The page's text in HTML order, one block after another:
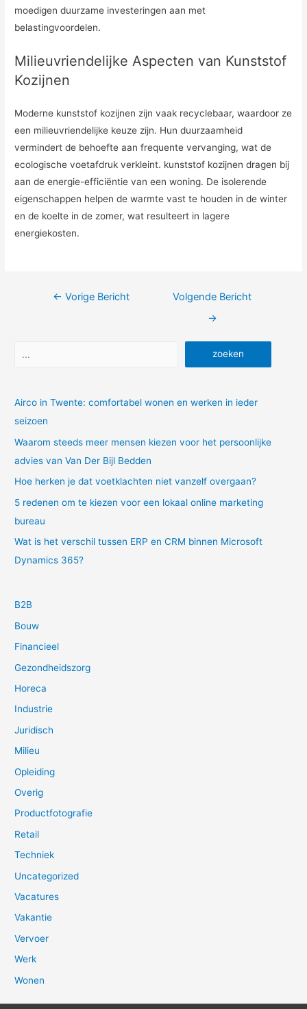
moedigen duurzame investeringen aan met
belastingvoordelen.
Milieuvriendelijke Aspecten van Kunststof
Kozijnen
Moderne kunststof kozijnen zijn vaak recyclebaar, waardoor ze
een milieuvriendelijke keuze zijn. Hun duurzaamheid
vermindert de behoefte aan frequente vervanging, wat de
ecologische voetafdruk verkleint. kunststof kozijnen dragen bij
aan de energie-efficiëntie van een woning. De isolerende
eigenschappen helpen de warmte vast te houden in de winter
en de koelte in de zomer, wat resulteert in lagere
energiekosten.
Bericht
← Vorige Bericht
Volgende Bericht
→
zoeken
Airco in Twente: comfortabel wonen en werken in ieder
seizoen
Waarom steeds meer mensen kiezen voor het persoonlijke
advies van Van Der Bijl Bedden
Hoe herken je dat voetklachten niet vanzelf overgaan?
5 redenen om te kiezen voor een lokaal online marketing
bureau
Wat is het verschil tussen ERP en CRM binnen Microsoft
Dynamics 365?
B2B
Bouw
Financieel
Gezondheidszorg
Horeca
Industrie
Juridisch
Milieu
Opleiding
Overig
Productfotografie
Retail
Techniek
Uncategorized
Vacatures
Vakantie
Vervoer
Werk
Wonen